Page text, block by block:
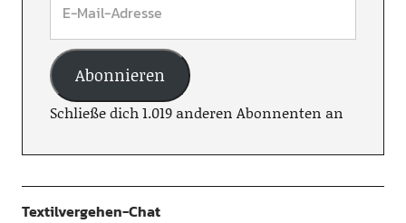
Abonnieren
Schließe dich 1.019 anderen Abonnenten an
Textilvergehen-Chat